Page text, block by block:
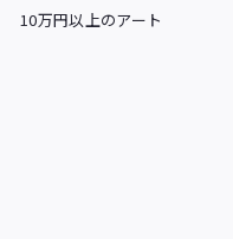
10万円以上のアート